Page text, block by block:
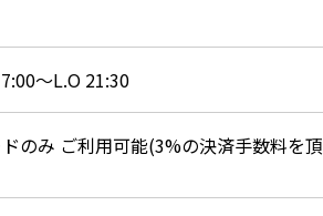
〜L.O 21:30
のみ ご利用可能(3%の決済手数料を頂